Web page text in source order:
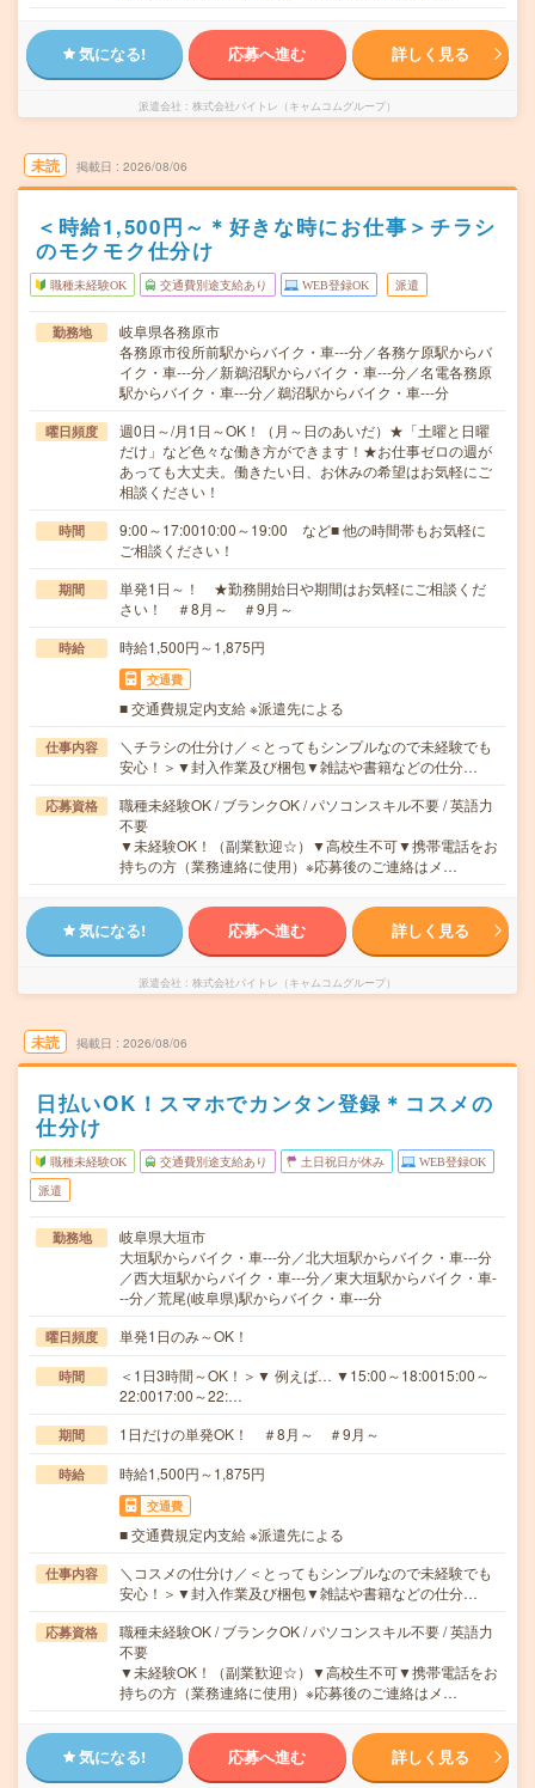
気になる! 応募へ進む 詳しく見る
派遣会社 株式会社バイトレ（キャムコムグループ）
未読 掲載日 2026/08/06
＜時給1,500円～＊好きな時にお仕事＞チラシ
のモクモク仕分け
職種未経験OK 交通費別途支給あり WEB登録OK 派遣
勤務地
岐阜県各務原市
各務原市役所前駅からバイク・車---分／各務ケ原駅からバ
イク・車---分／新鵜沼駅からバイク・車---分／名電各務原
駅からバイク・車---分／鵜沼駅からバイク・車---分
曜日頻度
週0日～/月1日～OK！（月～日のあいだ）★「土曜と日曜
だけ」など色々な働き方ができます！★お仕事ゼロの週が
あっても大丈夫。働きたい日、お休みの希望はお気軽にご
相談ください！
時間
9:00～17:0010:00～19:00 など■ 他の時間帯もお気軽に
ご相談ください！
期間
単発1日～！ ★勤務開始日や期間はお気軽にご相談くだ
さい！ ＃8月～ ＃9月～
時給 時給1,500円～1,875円
交通費
■ 交通費規定内支給 ※派遣先による
仕事内容
＼チラシの仕分け／＜とってもシンプルなので未経験でも
安心！＞▼封入作業及び梱包▼雑誌や書籍などの仕分…
応募資格
職種未経験OK / ブランクOK / パソコンスキル不要 / 英語力
不要
▼未経験OK！（副業歓迎☆）▼高校生不可▼携帯電話をお
持ちの方（業務連絡に使用）※応募後のご連絡はメ…
気になる! 応募へ進む 詳しく見る
派遣会社 株式会社バイトレ（キャムコムグループ）
未読 掲載日 2026/08/06
日払いOK！スマホでカンタン登録＊コスメの
仕分け
職種未経験OK 交通費別途支給あり 土日祝日が休み WEB登録OK
派遣
勤務地
岐阜県大垣市
大垣駅からバイク・車---分／北大垣駅からバイク・車---分
／西大垣駅からバイク・車---分／東大垣駅からバイク・車-
--分／荒尾(岐阜県)駅からバイク・車---分
曜日頻度 単発1日のみ～OK！
時間
＜1日3時間～OK！＞▼ 例えば… ▼15:00～18:0015:00～
22:0017:00～22:…
期間 1日だけの単発OK！ ＃8月～ ＃9月～
時給 時給1,500円～1,875円
交通費
■ 交通費規定内支給 ※派遣先による
仕事内容
＼コスメの仕分け／＜とってもシンプルなので未経験でも
安心！＞▼封入作業及び梱包▼雑誌や書籍などの仕分…
応募資格
職種未経験OK / ブランクOK / パソコンスキル不要 / 英語力
不要
▼未経験OK！（副業歓迎☆）▼高校生不可▼携帯電話をお
持ちの方（業務連絡に使用）※応募後のご連絡はメ…
気になる! 応募へ進む 詳しく見る